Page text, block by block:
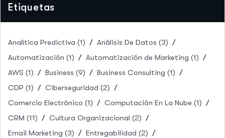
Etiquetas
Analítica Predictiva (1) Análisis De Datos (3)
Automatización (1) Automatización de Marketing (1)
AWS (1) Business (9) Business Consulting (1)
CDP (1) Ciberseguridad (2)
Comercio Electrónico (1) Computación En La Nube (1)
CRM (11) Cultura Organizacional (2)
Email Marketing (3) Entregabilidad (2)